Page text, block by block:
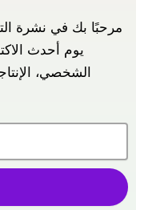
مرحبًا بك في نشرة
يوم أحدث
الشخصي،